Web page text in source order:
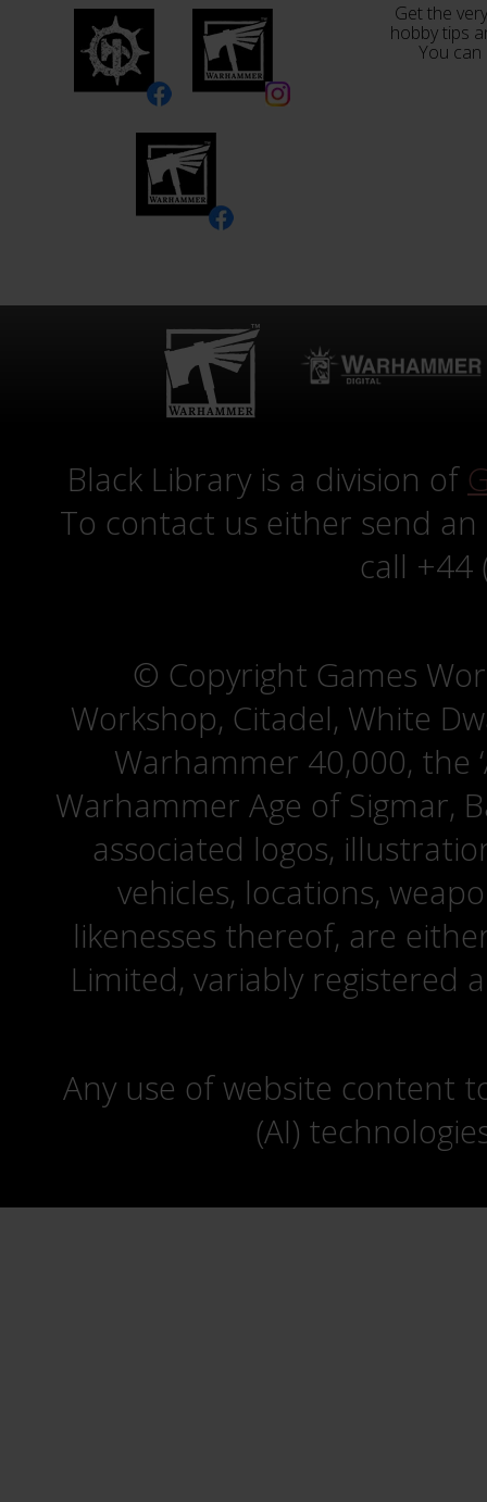
Get the
hobby tips
You
Black Library is a division of
To contact us either send
call +44
© Copyright Games
Workshop, Citadel, White
Warhammer 40,000, the
Warhammer Age of Sigmar,
associated logos,
vehicles, locations,
likenesses thereof, are
Limited, variably registered
Any use of website content
(AI)